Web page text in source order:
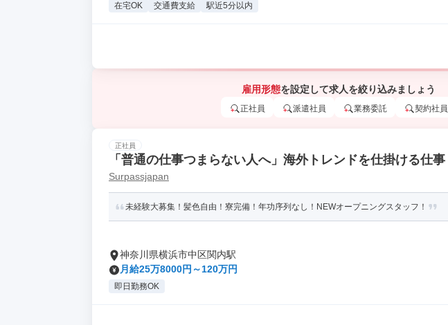
在宅OK 交通費支給 駅近5分以内
雇用形態を設定して求人を絞り込みましょう
正社員 派遣社員 業務委託 契約社員
正社員
「普通の仕事つまらない人へ」海外トレンドを仕掛ける仕事
Surpassjapan
未経験大募集！髪色自由！寮完備！年功序列なし！NEWオープニングスタッフ！
神奈川県横浜市中区関内駅
月給25万8000円～120万円
即日勤務OK